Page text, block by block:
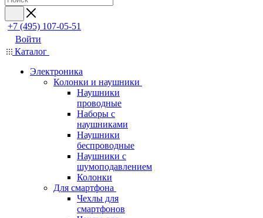
+7 (495) 107-05-51
Войти
Каталог
Электроника
Колонки и наушники
Наушники
проводные
Наборы с
наушниками
Наушники
беспроводные
Наушники с
шумоподавлением
Колонки
Для смартфона
Чехлы для
смартфонов